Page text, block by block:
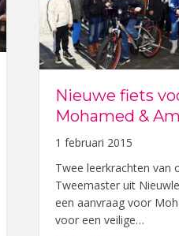
van Grote Broer
Nieuwe fiets
Mohamed &
1 februari 2015
Twee leerkrachten van
Tweemaster uit
een aanvraag voor
voor een veilige…